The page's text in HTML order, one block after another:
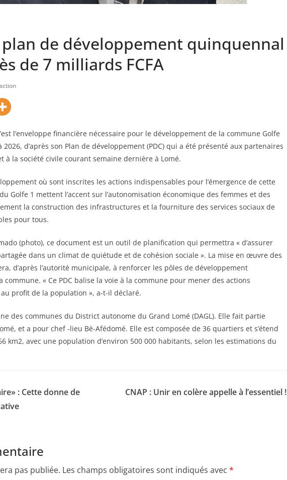
plan de développement quinquennal
de 7 milliards FCFA
l’enveloppe financière nécessaire pour le développement de la commune Golfe
d’après son Plan de développement (PDC) qui a été présenté aux partenaires
à la société civile courant semaine dernière à Lomé.
où sont inscrites les actions indispensables pour l’émergence de cette
Golfe 1 mettent l’accent sur l’autonomisation économique des femmes et des
la construction des infrastructures et la fourniture des services sociaux de
pour tous.
(photo), ce document est un outil de planification qui permettra « d’assurer
dans un climat de quiétude et de cohésion sociale ». La mise en œuvre des
d’après l’autorité municipale, à renforcer les pôles de développement
« Ce PDC balise la voie à la commune pour mener des actions
profit de la population », a-t-il déclaré.
des communes du District autonome du Grand Lomé (DAGL). Elle fait partie
et a pour chef -lieu Bè-Afédomé. Elle est composée de 36 quartiers et s’étend
km2, avec une population d’environ 500 000 habitants, selon les estimations du
: Cette donne de
CNAP : Unir en colère appelle à l’essentiel !
pas publiée. Les champs obligatoires sont indiqués avec *